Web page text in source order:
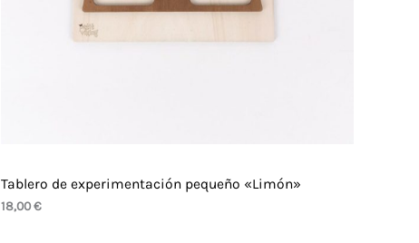
Tablero de experimentación pequeño «Limón»
18,00€